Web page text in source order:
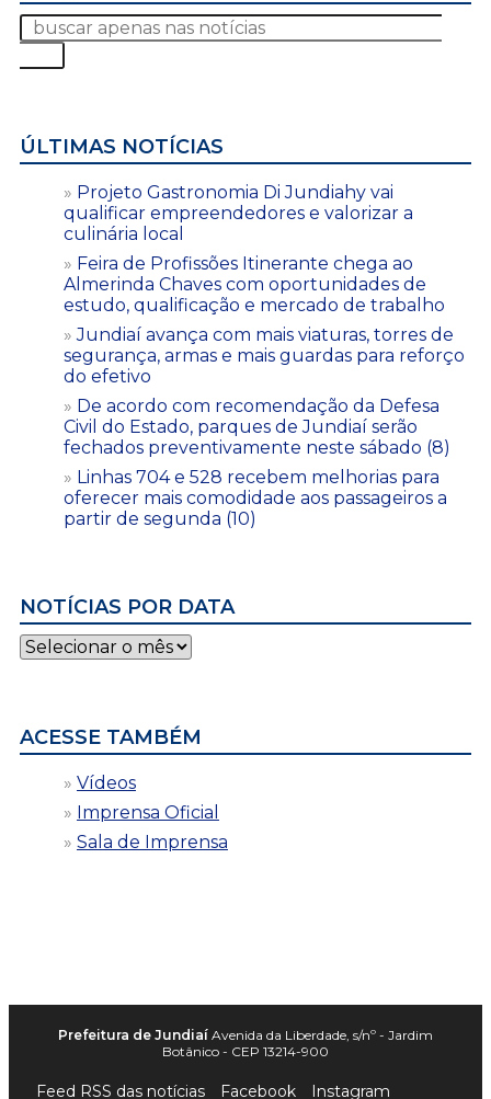
ÚLTIMAS NOTÍCIAS
Projeto Gastronomia Di Jundiahy vai
qualificar empreendedores e valorizar a
culinária local
Feira de Profissões Itinerante chega ao
Almerinda Chaves com oportunidades de
estudo, qualificação e mercado de trabalho
Jundiaí avança com mais viaturas, torres de
segurança, armas e mais guardas para reforço
do efetivo
De acordo com recomendação da Defesa
Civil do Estado, parques de Jundiaí serão
fechados preventivamente neste sábado (8)
Linhas 704 e 528 recebem melhorias para
oferecer mais comodidade aos passageiros a
partir de segunda (10)
NOTÍCIAS POR DATA
Notícias
por
ACESSE TAMBÉM
Vídeos
Imprensa Oficial
Sala de Imprensa
Prefeitura de Jundiaí Avenida da Liberdade, s/nº - Jardim
Botânico - CEP 13214-900
Feed RSS das notícias Facebook Instagram